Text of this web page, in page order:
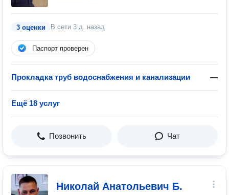
3 оценки В сети 3 д. назад
Паспорт проверен
Прокладка труб водоснабжения и канализации —
Ещё 18 услуг
Позвонить Чат
Николай Анатольевич Б.